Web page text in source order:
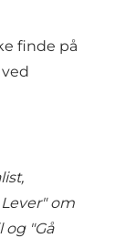
finde på
om
og "Gå